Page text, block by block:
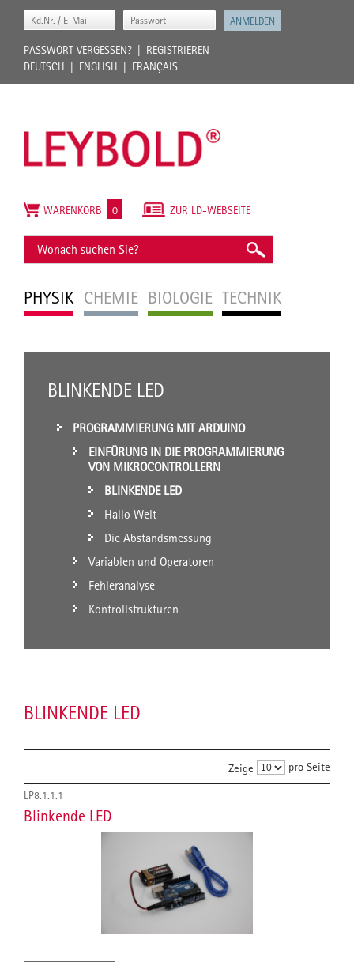
PASSWORT VERGESSEN?
REGISTRIEREN
DEUTSCH
ENGLISH FRANÇAIS
PHYSIK CHEMIE BIOLOGIE TECHNIK
ZUR LD-WEBSEITE
WARENKORB 0
BLINKENDE LED
PROGRAMMIERUNG MIT ARDUINO
EINFÜRUNG IN DIE PROGRAMMIERUNG
VON MIKROCONTROLLERN
BLINKENDE LED
Hallo Welt
Die Abstandsmessung
Variablen und Operatoren
Fehleranalyse
Kontrollstrukturen
BLINKENDE LED
Zeige pro Seite
LP8.1.1.1
Blinkende LED